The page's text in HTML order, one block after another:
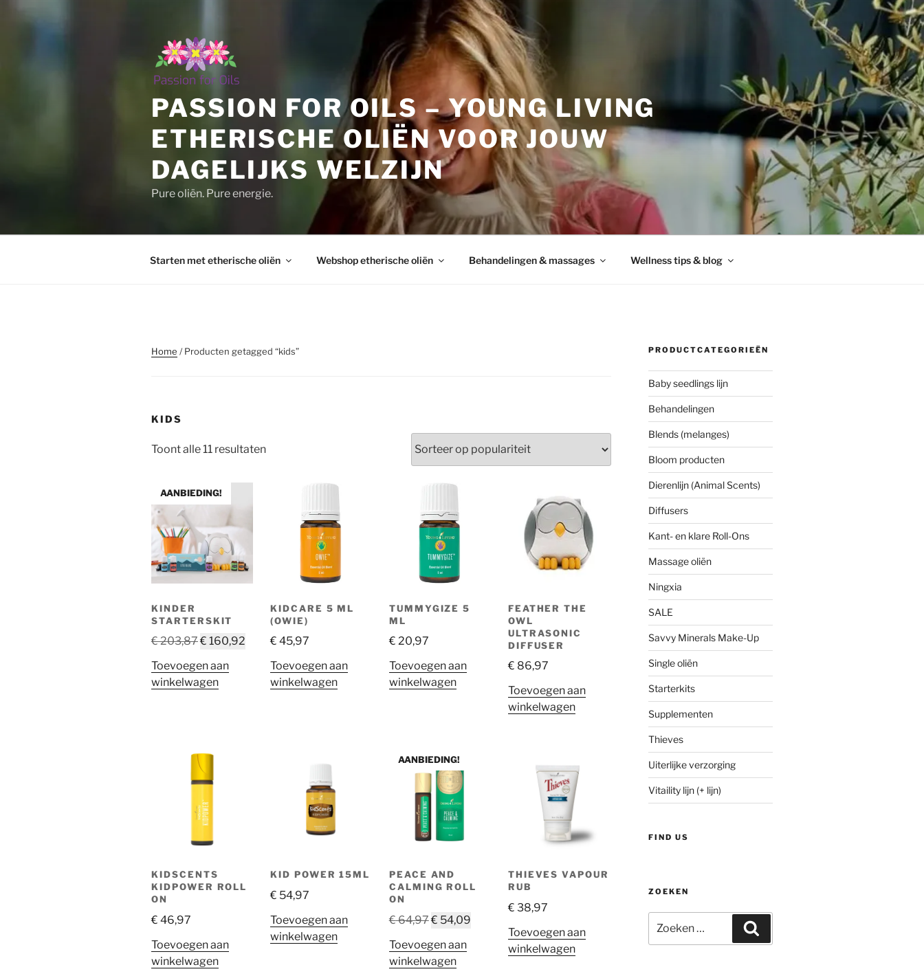
PASSION FOR OILS – YOUNG LIVING
ETHERISCHE OLIËN VOOR JOUW
DAGELIJKS WELZIJN
Pure oliën. Pure energie.
Starten met etherische oliën Webshop etherische oliën Behandelingen & massages Wellness tips & blog
Home / Producten getagged “kids”
KIDS
Toont alle 11 resultatenGesorteerd
populariteit
AANBIEDING!
KINDER
STARTERSKIT
€203,87Oorspronkelijke
was:
€ 203,87.
€ 160,92 Huidige
€ 160,92.
Toevoegen aan
winkelwagen
KIDCARE 5 ML
(OWIE)
€ 45,97
Toevoegen aan
winkelwagen
TUMMYGIZE 5
ML
€ 20,97
Toevoegen aan
winkelwagen
FEATHER THE
OWL
ULTRASONIC
DIFFUSER
€ 86,97
Toevoegen aan
winkelwagen
KIDSCENTS
KIDPOWER ROLL
ON
€ 46,97
Toevoegen aan
winkelwagen
KID POWER 15ML
€ 54,97
Toevoegen aan
winkelwagen
AANBIEDING!
PEACE AND
CALMING ROLL
ON
€64,97Oorspronkelijke
was:
€ 64,97.
€ 54,09Huidige
Toevoegen aan
winkelwagen
THIEVES VAPOUR
RUB
€ 38,97
Toevoegen aan
winkelwagen
PRODUCTCATEGORIEËN
Baby seedlings lijn
Behandelingen
Blends (melanges)
Bloom producten
Dierenlijn (Animal Scents)
Diffusers
Kant- en klare Roll-Ons
Massage oliën
Ningxia
SALE
Savvy Minerals Make-Up
Single oliën
Starterkits
Supplementen
Thieves
Uiterlijke verzorging
Vitaility lijn (+ lijn)
FIND US
ZOEKEN
naar: